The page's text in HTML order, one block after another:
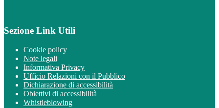
Sezione Link Utili
Cookie policy
Note legali
Informativa Privacy
Ufficio Relazioni con il Pubblico
Dichiarazione di accessibilità
Obiettivi di accessibilità
Whistleblowing